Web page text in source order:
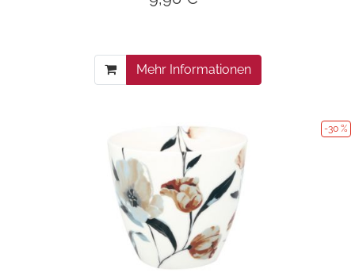
Mehr Informationen
-30 %